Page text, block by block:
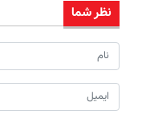
نظر شما